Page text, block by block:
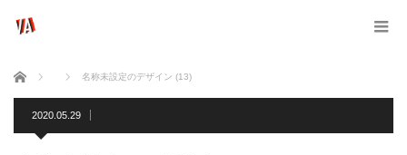
ホーム 名称未設定のデザイン (13)
2020.05.29